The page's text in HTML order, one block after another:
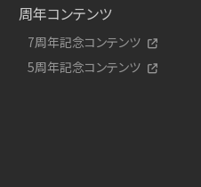
周年コンテンツ
7周年記念コンテンツ
5周年記念コンテンツ